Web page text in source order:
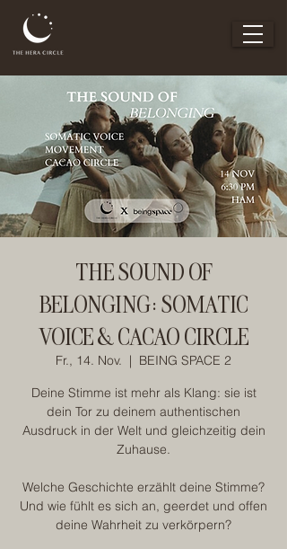
THE SOUND OF
BELONGING: SOMATIC
VOICE & CACAO CIRCLE
Fr., 14. Nov.
  |
BEING SPACE 2
Deine Stimme ist mehr als Klang: sie ist
dein Tor zu deinem authentischen
Ausdruck in der Welt und gleichzeitig dein
Zuhause.
Welche Geschichte erzählt deine Stimme?
Und wie fühlt es sich an, geerdet und offen
deine Wahrheit zu verkörpern?